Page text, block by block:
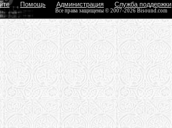
Помощь Администрация Служба поддержки
Все права защищены © 2007-2026 Bisound.com